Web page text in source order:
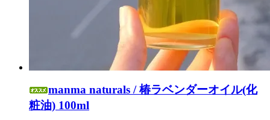
manma naturals / 椿ラベンダーオイル(化
粧油) 100ml